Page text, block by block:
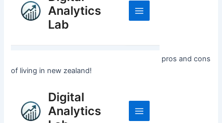
pros and cons
of living in new zealand!